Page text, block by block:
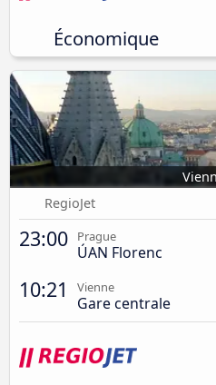
Économique
RegioJet
23:00 Prague
ÚAN Florenc
10:21 Vienne
Gare centrale